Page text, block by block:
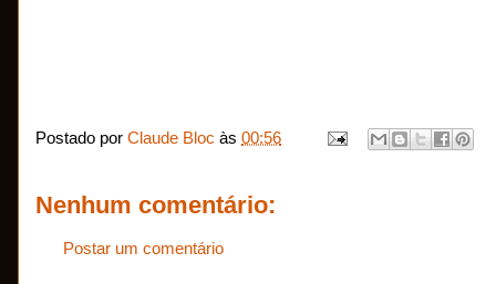
Postado por Claude Bloc às 00:56
Nenhum comentário:
Postar um comentário